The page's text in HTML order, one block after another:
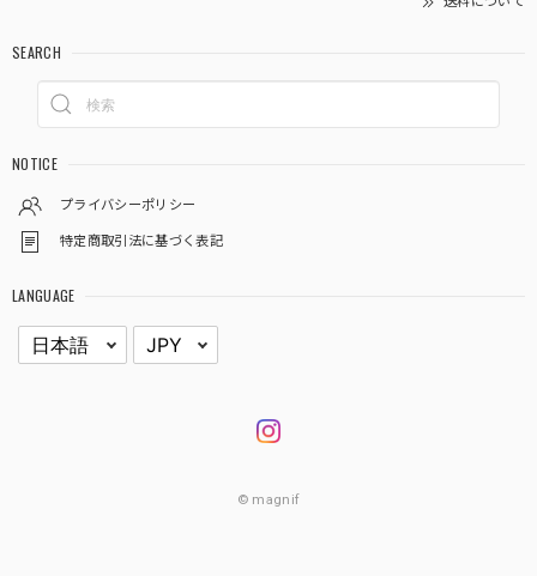
SEARCH
NOTICE
プライバシーポリシー
特定商取引法に基づく表記
LANGUAGE
© magnif